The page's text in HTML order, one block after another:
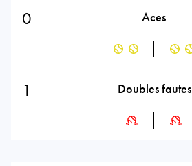
0 Aces
1 Doubles fautes